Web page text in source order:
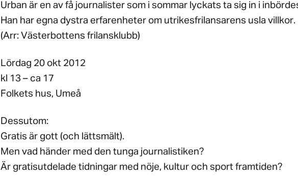
Urban är en av få journalister som i sommar lyckats ta sig in i
Han har egna dystra erfarenheter om utrikesfrilansarens usla villkor.
(Arr: Västerbottens frilansklubb)
Lördag 20 okt 2012
kl 13 – ca 17
Folkets hus, Umeå
Dessutom:
Gratis är gott (och lättsmält).
Men vad händer med den tunga journalistiken?
Är gratisutdelade tidningar med nöje, kultur och sport framtiden?